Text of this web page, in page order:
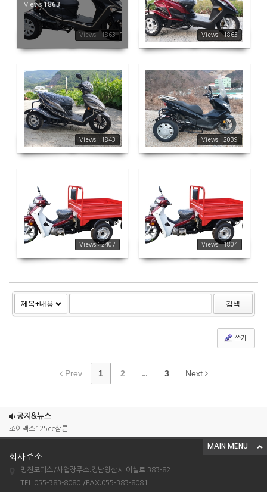
Views : 1863
Views 1863
Views : 1865
1865
Views : 1843
1843
Views : 2039
2039
Views : 2407
2407
Views : 1804
1804
검색
쓰기
Prev 1 2 ... 3 Next
공지&뉴스
조이맥스125cc삼륜
아킬라300트레일러삼륜
아킬라300 삼륜
MAIN MENU
회사주소
명진모터스/사업장주소:경남양산시 어실로 383-82
TEL:055-383-8080 /FAX:055-383-8081